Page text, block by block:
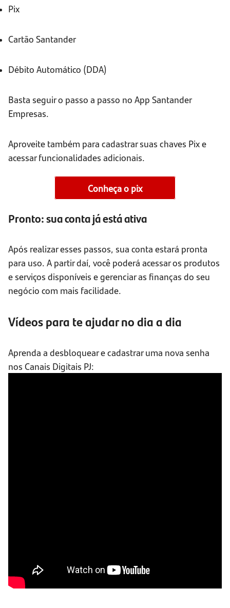
Pix
Cartão Santander
Débito Automático (DDA)
Basta seguir o passo a passo no App Santander
Empresas.
Aproveite também para cadastrar suas chaves Pix e
acessar funcionalidades adicionais.
Conheça o pix
Pronto: sua conta já está ativa
Após realizar esses passos, sua conta estará pronta
para uso. A partir daí, você poderá acessar os produtos
e serviços disponíveis e gerenciar as finanças do seu
negócio com mais facilidade.
Vídeos para te ajudar no dia a dia
Aprenda a desbloquear e cadastrar uma nova senha
nos Canais Digitais PJ: